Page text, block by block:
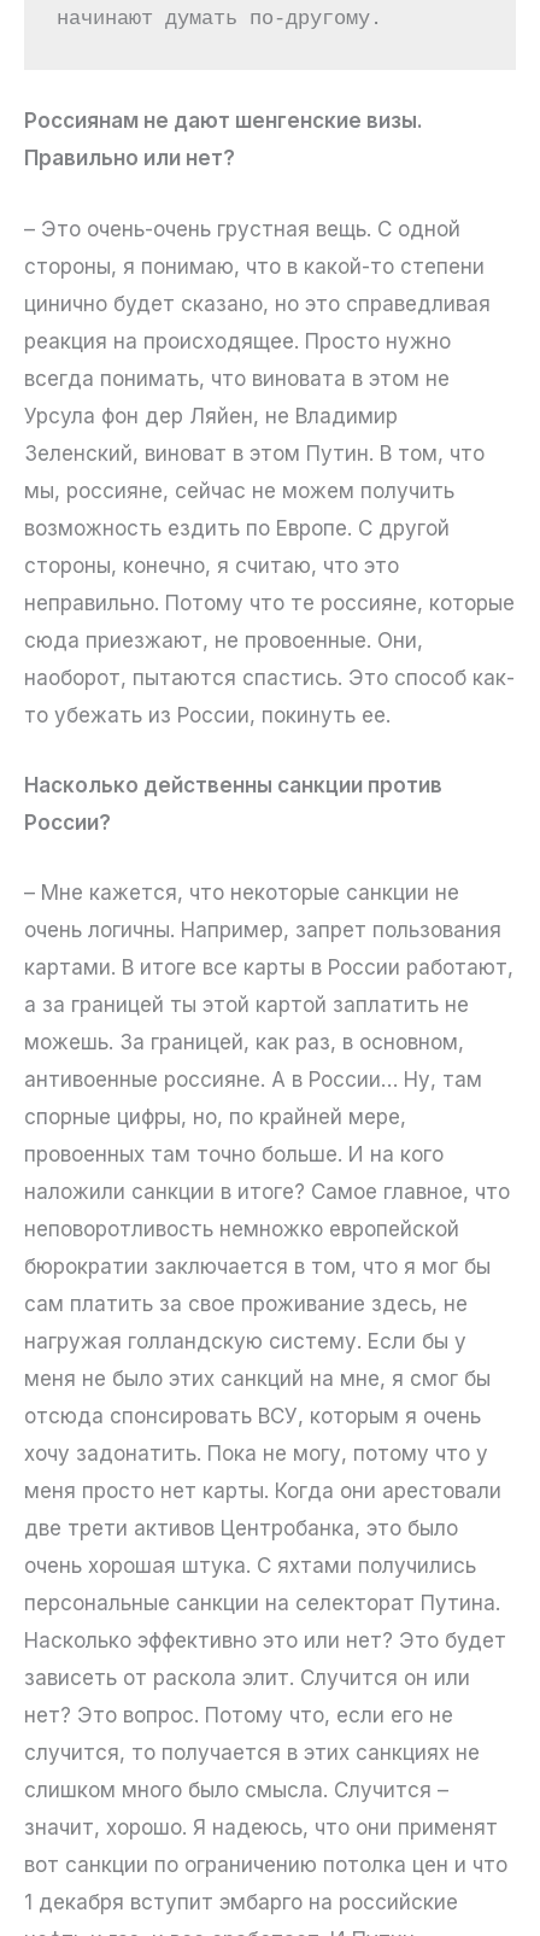
начинают думать по-другому.
Россиянам не дают шенгенские визы.
Правильно или нет?
– Это очень-очень грустная вещь. С одной
стороны, я понимаю, что в какой-то степени
цинично будет сказано, но это справедливая
реакция на происходящее. Просто нужно
всегда понимать, что виновата в этом не
Урсула фон дер Ляйен, не Владимир
Зеленский, виноват в этом Путин. В том, что
мы, россияне, сейчас не можем получить
возможность ездить по Европе. С другой
стороны, конечно, я считаю, что это
неправильно. Потому что те россияне, которые
сюда приезжают, не провоенные. Они,
наоборот, пытаются спастись. Это способ как-
то убежать из России, покинуть ее.
Насколько действенны санкции против
России?
– Мне кажется, что некоторые санкции не
очень логичны. Например, запрет пользования
картами. В итоге все карты в России работают,
а за границей ты этой картой заплатить не
можешь. За границей, как раз, в основном,
антивоенные россияне. А в России… Ну, там
спорные цифры, но, по крайней мере,
провоенных там точно больше. И на кого
наложили санкции в итоге? Самое главное, что
неповоротливость немножко европейской
бюрократии заключается в том, что я мог бы
сам платить за свое проживание здесь, не
нагружая голландскую систему. Если бы у
меня не было этих санкций на мне, я смог бы
отсюда спонсировать ВСУ, которым я очень
хочу задонатить. Пока не могу, потому что у
меня просто нет карты. Когда они арестовали
две трети активов Центробанка, это было
очень хорошая штука. С яхтами получились
персональные санкции на селекторат Путина.
Насколько эффективно это или нет? Это будет
зависеть от раскола элит. Случится он или
нет? Это вопрос. Потому что, если его не
случится, то получается в этих санкциях не
слишком много было смысла. Случится –
значит, хорошо. Я надеюсь, что они применят
вот санкции по ограничению потолка цен и что
1 декабря вступит эмбарго на российские